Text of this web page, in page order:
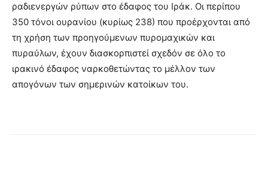
ραδιενεργών ρύπων στο έδαφος του Ιράκ. Οι περίπου
350 τόνοι ουρανίου (κυρίως 238) που προέρχονται από
τη χρήση των προηγούμενων πυρομαχικών και
πυραύλων, έχουν διασκορπιστεί σχεδόν σε όλο το
ιρακινό έδαφος ναρκοθετώντας το μέλλον των
απογόνων των σημερινών κατοίκων του.